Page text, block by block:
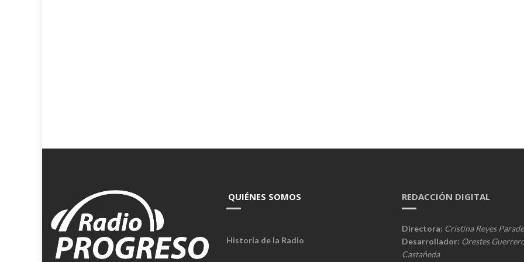
QUIÉNES SOMOS
Historia de la Radio
REDACCIÓN DIGITAL
Directora: Cristina Reyes
Desarrollador: Orestes
Castañeda